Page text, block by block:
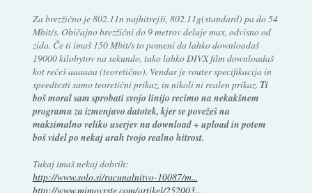
Za brezžično je 802.11n najhitrejši, 802.11g(standard) pa do 54
Mbit/s. Običajno brezžični do 9 metrov deluje max, odvisno od
zida. Če ti imaš 150 Mbit/s to pomeni da lahko downloadaš
19000 kilobytov na sekundo, tako lahko DIVX film downloadaš
kot rečeš aaaaaa (teoretično). Vendar je router specifikacija in
speedtesti samo teoretični prikaz, in nikoli ni realen prikaz. Ti
boš moral sam sprobati svojo linijo recimo na nekakšnem
programu za izmenjavo datotek, kjer se povežeš na
maksimalno veliko userjev na download + upload in potem
boš videl po nekaj urah tvojo realno hitrost.
Tukaj imaš nekaj dobrih:
http://www.solo.si/racunalnitvo-10087/m...
http://www.mimovrste.com/artikel/252003...